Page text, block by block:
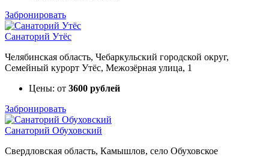
Забронировать
Санаторий Утёс
Челябинская область, Чебаркульский городской округ,
Семейный курорт Утёс, Межозёрная улица, 1
Цены: от 3600 рублей
Забронировать
Санаторий Обуховский
Свердловская область, Камышлов, село Обуховское